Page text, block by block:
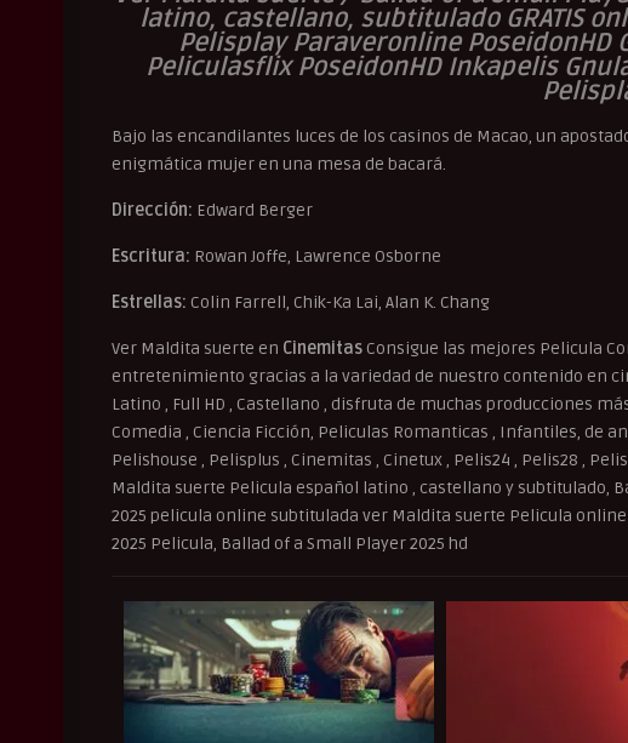
latino, castellano, subtitulado GRATIS
Pelisplay Paraveronline
Peliculasflix PoseidonHD Inkapelis
Bajo las encandilantes luces de los casinos de Macao, un
enigmática mujer en una mesa de bacará.
Dirección: Edward Berger
Escritura: Rowan Joffe, Lawrence Osborne
Estrellas: Colin Farrell, Chik-Ka Lai, Alan K. Chang
Ver Maldita suerte en Cinemitas Consigue las mejores Pelicula
entretenimiento gracias a la variedad de nuestro contenido en
Latino , Full HD , Castellano , disfruta de muchas producciones
Comedia , Ciencia Ficción, Peliculas Romanticas , Infantiles, de
Pelishouse , Pelisplus , Cinemitas , Cinetux , Pelis24 , Pelis28 ,
Maldita suerte Pelicula español latino , castellano y subtitulado,
2025 pelicula online subtitulada ver Maldita suerte Pelicula
2025 Pelicula, Ballad of a Small Player 2025 hd